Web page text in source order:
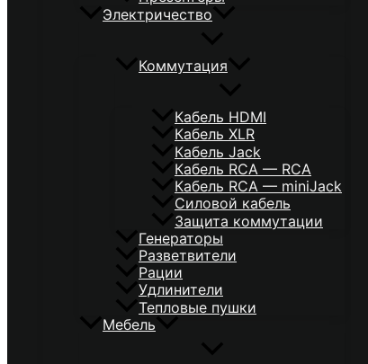
Электричество
Коммутация
Кабель HDMI
Кабель XLR
Кабель Jack
Кабель RCA — RCA
Кабель RCA — miniJack
Силовой кабель
Защита коммутации
Генераторы
Разветвители
Рации
Удлинители
Тепловые пушки
Мебель